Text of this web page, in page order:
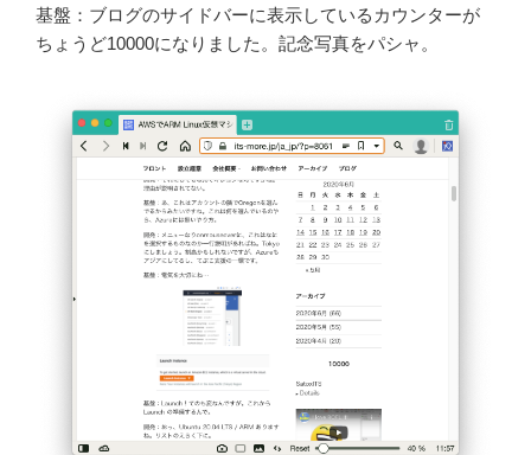
基盤：ブログのサイドバーに表示しているカウンターが
ちょうど10000になりました。記念写真をパシャ。